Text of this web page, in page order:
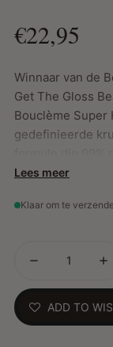
€22,95
Winnaar van de
Get The Gloss
Bouclème
gedefinieerde
deze gel
Belangrijkste
Stylingsgel
Bekroond als
Sterke hold
Lees meer
Klaar om te
ADD TO